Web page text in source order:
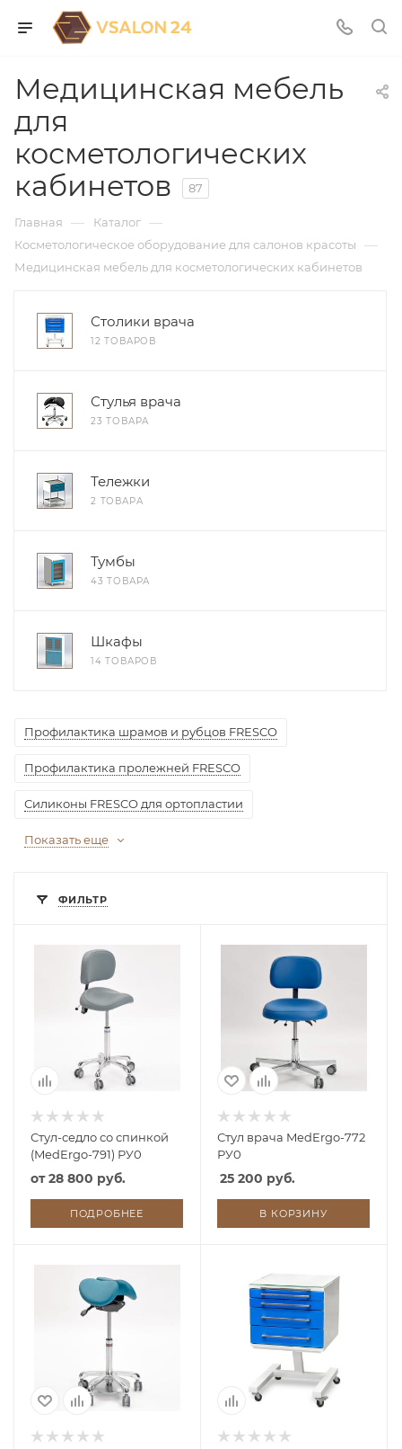
Медицинская мебель
для
косметологических
кабинетов
87
Главная — Каталог —
Косметологическое оборудование для салонов красоты —
Медицинская мебель для косметологических кабинетов
Столики врача
12 ТОВАРОВ
Стулья врача
23 ТОВАРА
Тележки
2 ТОВАРА
Тумбы
43 ТОВАРА
Шкафы
14 ТОВАРОВ
Профилактика шрамов и рубцов FRESCO
Профилактика пролежней FRESCO
Силиконы FRESCO для ортопластии
Показать еще
ФИЛЬТР
Стул-седло со спинкой
(MedErgo-791) РУ0
от28 800 руб.
ПОДРОБНЕЕ
Стул врача MedErgo-772
РУ0
25 200 руб.
В КОРЗИНУ